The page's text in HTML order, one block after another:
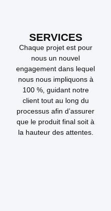
SERVICES
Chaque projet est pour
nous un nouvel
engagement dans lequel
nous nous impliquons à
100 %, guidant notre
client tout au long du
processus afin d’assurer
que le produit final soit à
la hauteur des attentes.